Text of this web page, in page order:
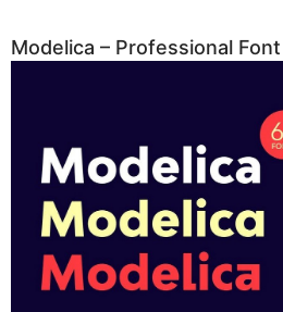
Modelica – Professional